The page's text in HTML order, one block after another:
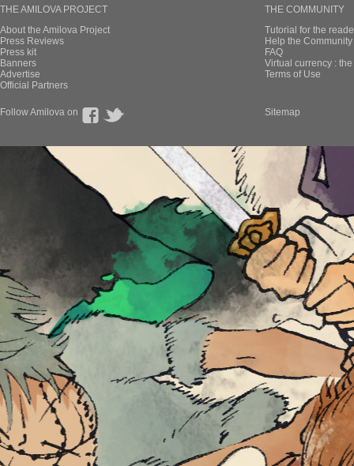
THE AMILOVA PROJECT
About the Amilova Project
Press Reviews
Press kit
Banners
Advertise
Official Partners
THE COMMUNITY
Tutorial for the
Help the
FAQ
Virtual currency :
Terms of Use
Follow Amilova on Sitemap